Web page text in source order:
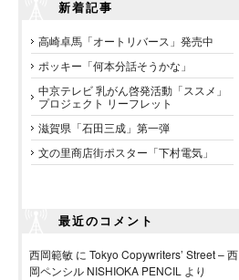
新着記事
高崎卓馬「オートリバース」発売中
ポッキー「何本分話そうかな」
中京テレビ 乳がん啓発活動「ススメ」
プロジェクト リーフレット
滋賀県「石田三成」第一弾
文の里商店街ポスター「下村電気」
最近のコメント
西岡範敏 に Tokyo Copywriters’ Street – 西
岡ペンシル NISHIOKA PENCIL より